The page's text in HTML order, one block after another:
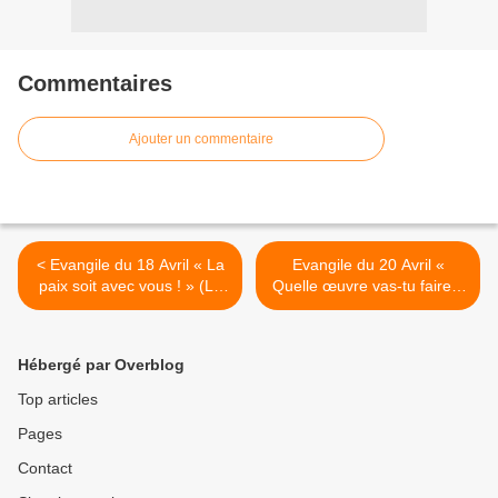
Commentaires
Ajouter un commentaire
< Evangile du 18 Avril « La
paix soit avec vous ! » (Lc
24, 35-48) #parti2zero
Evangile du 20 Avril «
Quelle œuvre vas-tu faire ?
» (Jn 6, 30-35)#parti2zero
Hébergé par Overblog
Top articles
Pages
Contact